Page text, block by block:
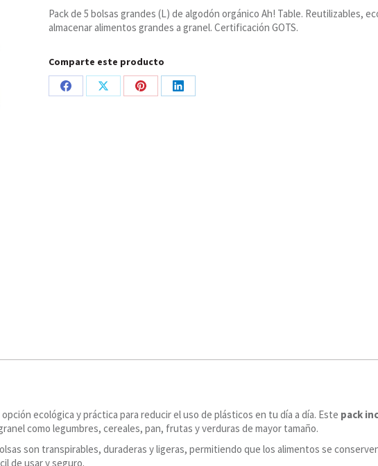
Reutilizables
Grandes
ud,
Ah!
Table
cantidad
Pack de 5 bolsas grandes (L) de algodón orgánico Ah! Table. Reutilizables,
almacenar alimentos grandes a granel. Certificación GOTS.
Comparte este producto
Share
Share
Share
Share
ecológica y práctica para reducir el uso de plásticos en tu día a día. Este pack
como legumbres, cereales, pan, frutas y verduras de mayor tamaño.
son transpirables, duraderas y ligeras, permitiendo que los alimentos se
de usar y seguro.